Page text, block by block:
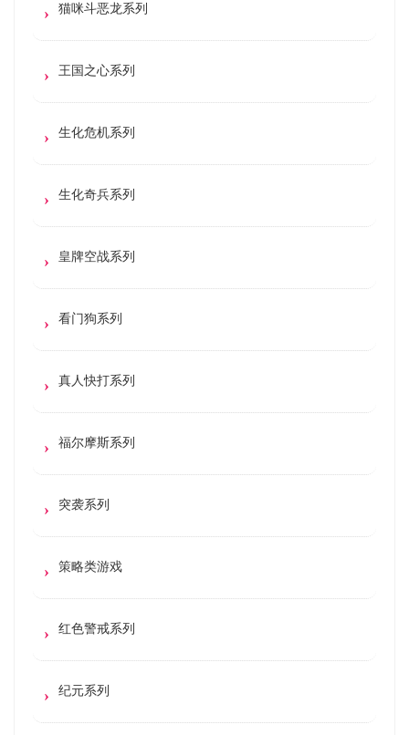
猫咪斗恶龙系列
王国之心系列
生化危机系列
生化奇兵系列
皇牌空战系列
看门狗系列
真人快打系列
福尔摩斯系列
突袭系列
策略类游戏
红色警戒系列
纪元系列